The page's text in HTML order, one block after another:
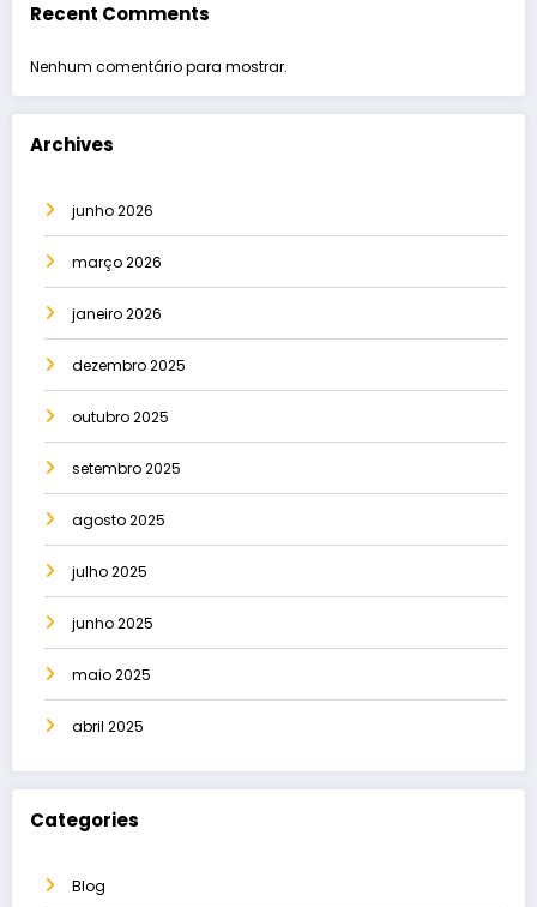
Recent Comments
Nenhum comentário para mostrar.
Archives
junho 2026
março 2026
janeiro 2026
dezembro 2025
outubro 2025
setembro 2025
agosto 2025
julho 2025
junho 2025
maio 2025
abril 2025
Categories
Blog